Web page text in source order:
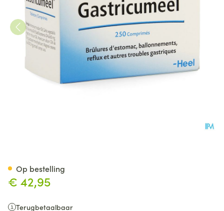
€ 42,95
Terugbetaalbaar
Op bestelling